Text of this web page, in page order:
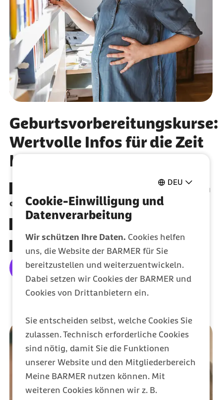
DEU
Cookie-Einwilligung und
Datenverarbeitung
Wir schützen Ihre Daten. Cookies helfen
uns, die Website der BARMER für Sie
bereitzustellen und weiterzuentwickeln.
Dabei setzen wir Cookies der BARMER und
Cookies von Drittanbietern ein.
Sie entscheiden selbst, welche Cookies Sie
zulassen. Technisch erforderliche Cookies
sind nötig, damit Sie die Funktionen
unserer Website und den Mitgliederbereich
Meine BARMER nutzen können. Mit
weiteren Cookies können wir z. B.
Geburtsvorbereitungskurse:
Wertvolle Infos für die Zeit
bis zur Geburt
Spezielle Atemtechniken lernen um die Geburt zu
erleichtern
Richtig Stillen und das Neugeborene versorgen
Mehr erfahren